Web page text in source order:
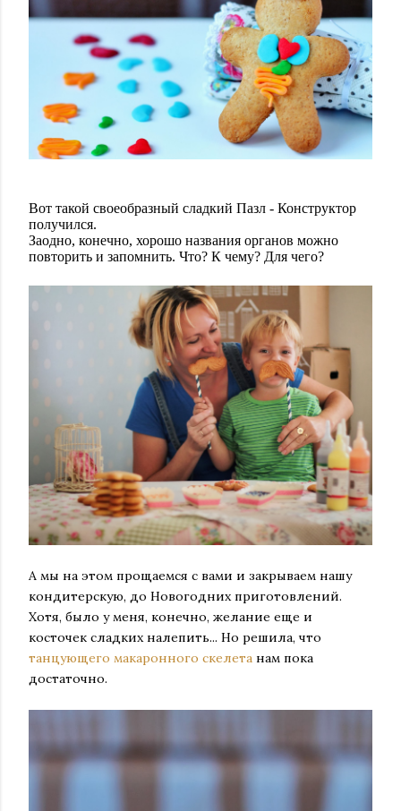
Вот такой своеобразный сладкий Пазл - Конструктор
получился.
Заодно, конечно, хорошо названия органов можно
повторить и запомнить. Что? К чему? Для чего?
А мы на этом прощаемся с вами и закрываем нашу
кондитерскую, до Новогодних приготовлений.
Хотя, было у меня, конечно, желание еще и
косточек сладких налепить... Но решила, что
танцующего макаронного скелета нам пока
достаточно.